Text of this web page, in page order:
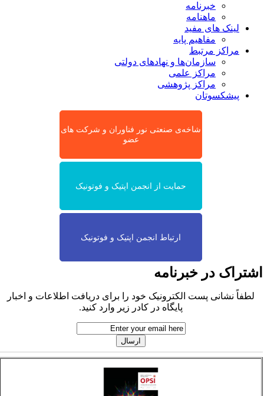
خبرنامه
ماهنامه
لینک های مفید
مفاهیم پایه
مراکز مرتبط
سازمان‌ها و نهادهای دولتی
مراکز علمی
مراکز پژوهشی
پیشکسوتان
شاخه‌ی صنعتی نور فناوران و شرکت های
عضو
حمایت از انجمن اپتیک و فوتونیک
ارتباط انجمن اپتیک و فوتونیک
در خبرنامه
لطفاً نشانی پست الکترونیک خود را برای دریافت اطلاعات و اخبار
پایگاه در کادر زیر وارد کنید.